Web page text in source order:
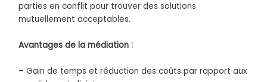
parties en conflit pour trouver des solutions
mutuellement acceptables.
Avantages de la médiation :
– Gain de temps et réduction des coûts par rapport aux